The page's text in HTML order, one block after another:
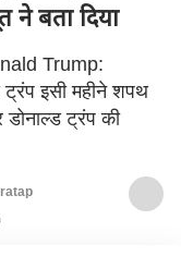
ने बता दिया
Trump:
ट्रंप इसी महीने शपथ
ट्रंप की